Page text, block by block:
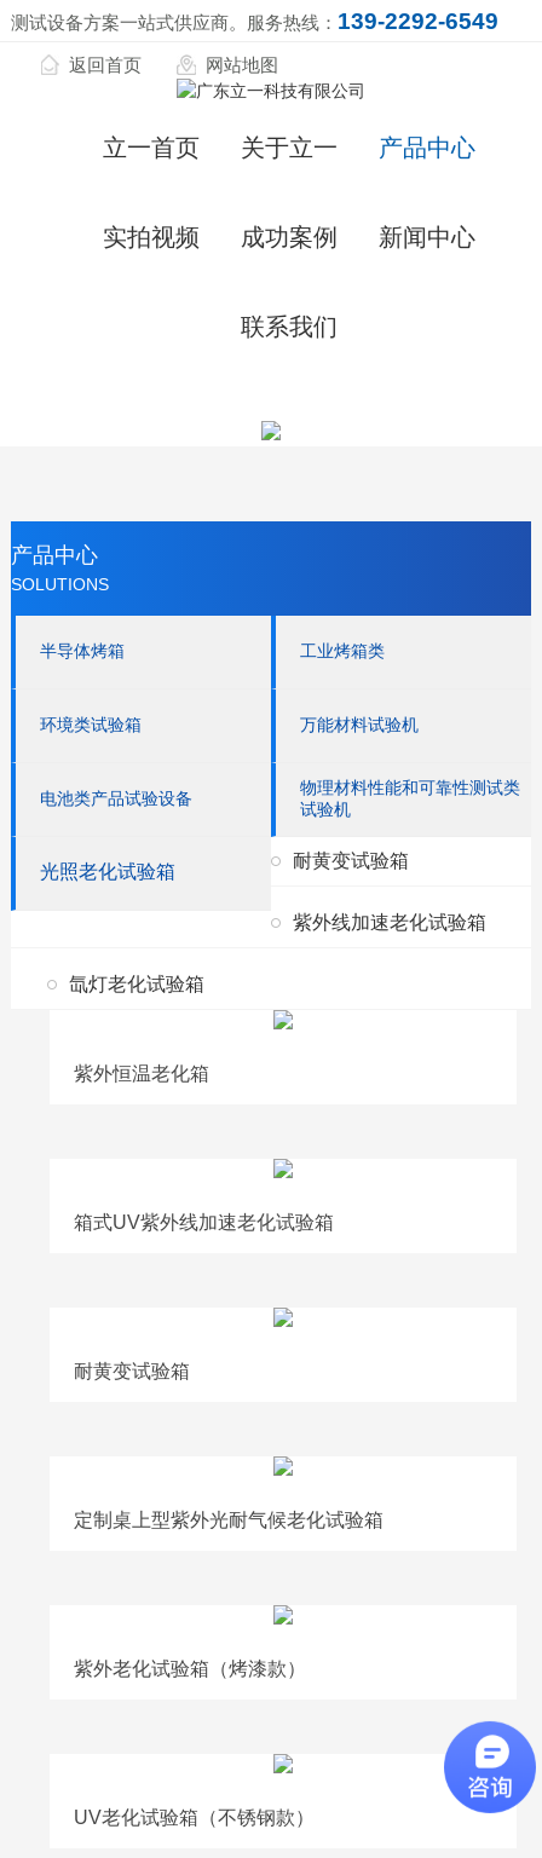
测试设备方案一站式供应商。服务热线： 139-2292-6549
返回首页 网站地图
立一首页 关于立一 产品中心
实拍视频 成功案例 新闻中心
联系我们
产品中心
SOLUTIONS
半导体烤箱 工业烤箱类
环境类试验箱 万能材料试验机
电池类产品试验设备
物理材料性能和可靠性测试类
试验机
光照老化试验箱
耐黄变试验箱
紫外线加速老化试验箱
氙灯老化试验箱
紫外恒温老化箱
箱式UV紫外线加速老化试验箱
耐黄变试验箱
定制桌上型紫外光耐气候老化试验箱
紫外老化试验箱（烤漆款）
UV老化试验箱（不锈钢款）